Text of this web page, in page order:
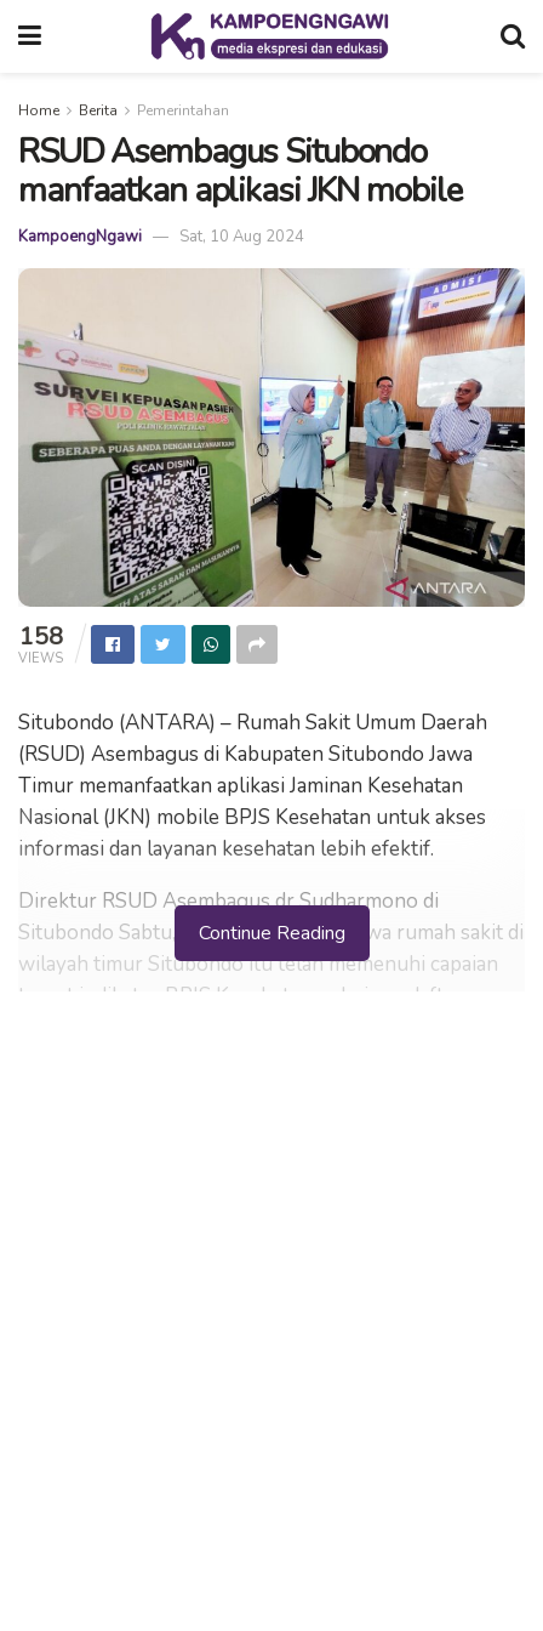
Home Berita Pemerintahan
RSUD Asembagus Situbondo
manfaatkan aplikasi JKN mobile
KampoengNgawi Sat, 10 Aug 2024
158
VIEWS
Situbondo (ANTARA) – Rumah Sakit Umum Daerah
(RSUD) Asembagus di Kabupaten Situbondo Jawa
Timur memanfaatkan aplikasi Jaminan Kesehatan
Nasional (JKN) mobile BPJS Kesehatan untuk akses
informasi dan layanan kesehatan lebih efektif.
Direktur RSUD Asembagus dr Sudharmono di
Situbondo Sabtu, mengemukakan bahwa rumah sakit di
wilayah timur Situbondo itu telah memenuhi capaian
target indikator BPJS Kesehatan, yakni pendaftaran
Continue Reading